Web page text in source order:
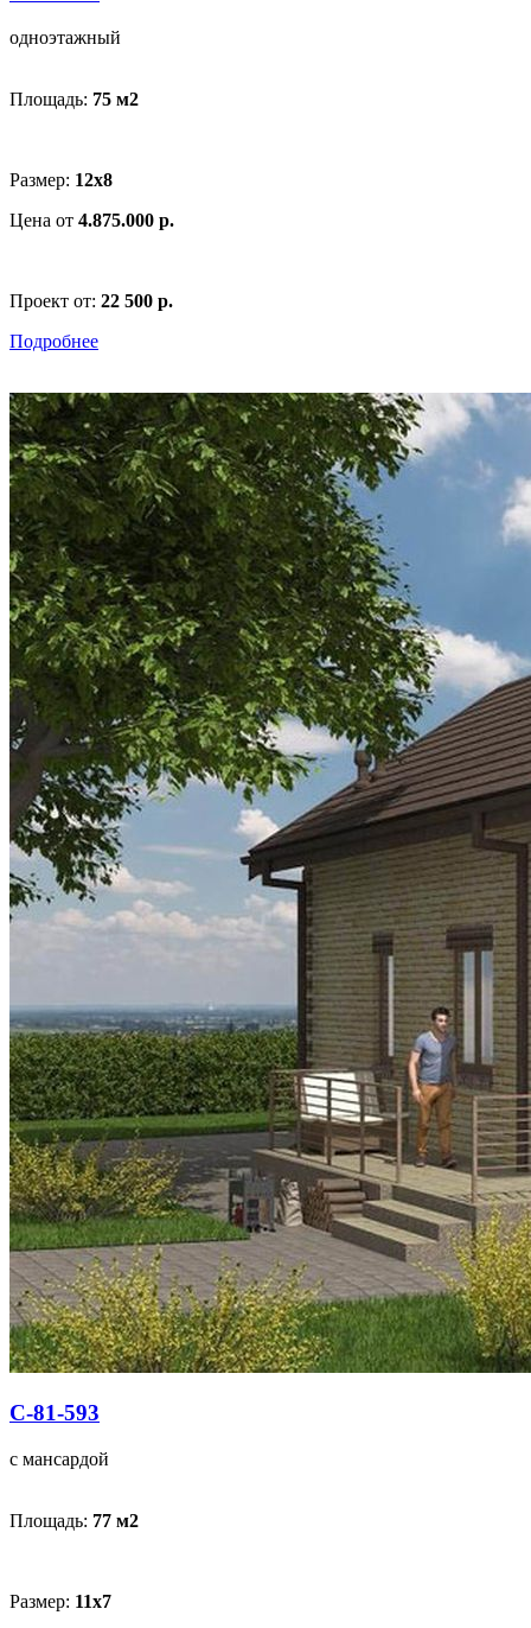
одноэтажный
Площадь: 75 м2
Размер: 12x8
Цена от 4.875.000 р.
Проект от: 22 500 р.
Подробнее
С-81-593
с мансардой
Площадь: 77 м2
Размер: 11х7